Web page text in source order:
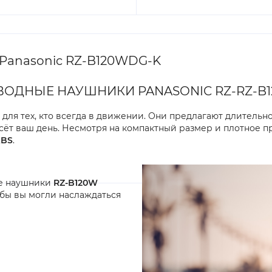
RZ-B120WDG-K
НАУШНИКИ PANASONIC RZ-RZ-
тех, кто всегда в движении. Они предлагают
ваш день. Несмотря на компактный размер и плотное
.
наушники RZ-B120W
вы могли наслаждаться